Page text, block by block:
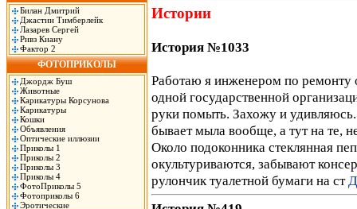
Билан Дмитрий
Джастин Тимберлейк
Лазарев Сергей
Ривз Киану
Фактор 2
ФОТОПРИКОЛЫ
Джордж Буш
Животные
Карикатуры Корсунова
Карикатуры
Кошки
Объявления
Оптические иллюзии
Приколы 1
Приколы 2
Приколы 3
Приколы 4
ФотоПриколы 5
Фотоприколы 6
Эротические
Истории
История №1033
Работаю я инженером по ремонту
одной государственной
руки помыть. Захожу и удивляюсь.
бывает мыла вообще, а тут на те,
Около подоконника стеклянная
окультуриваются, забывают
рулончик туалетной бумаги на ст